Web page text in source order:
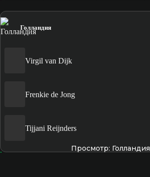
Голландия
Virgil van Dijk
Frenkie de Jong
Tijjani Reijnders
Просмотр: Голландия